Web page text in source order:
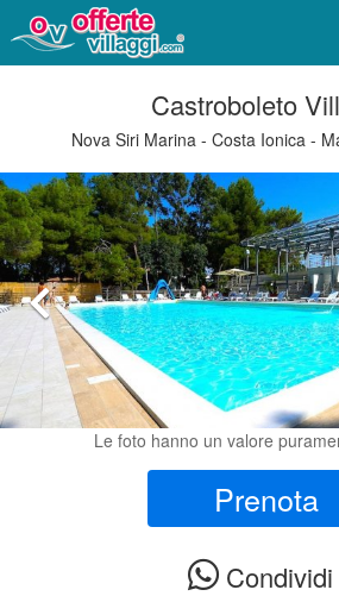
Castroboleto
Nova Siri Marina - Costa Ionica -
Le foto hanno un valore
Prenota
Condividi